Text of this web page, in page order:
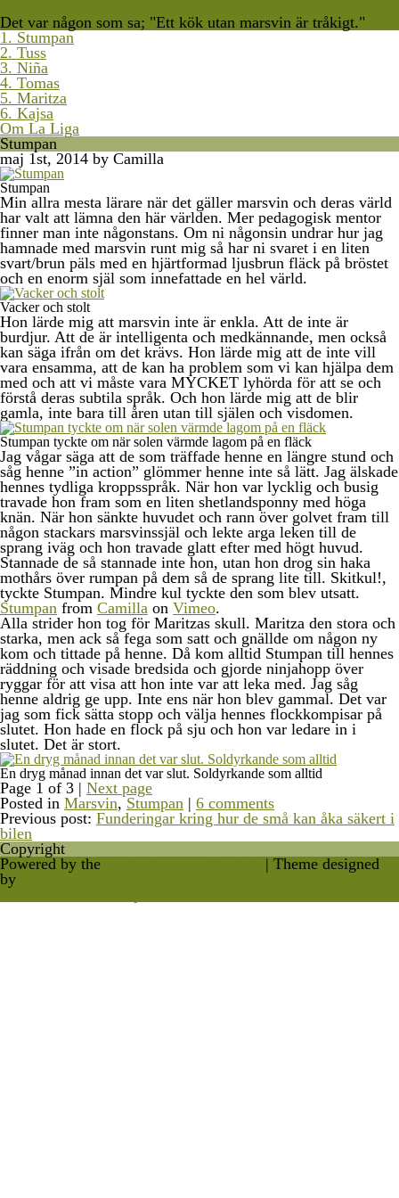
Det var någon som sa; "Ett kök utan marsvin är tråkigt."
1. Stumpan
2. Tuss
3. Niña
4. Tomas
5. Maritza
6. Kajsa
Om La Liga
Stumpan
maj 1st, 2014 by Camilla
Stumpan
Min allra mesta lärare när det gäller marsvin och deras värld
har valt att lämna den här världen. Mer pedagogisk mentor
finner man inte någonstans. Om ni någonsin undrar hur jag
hamnade med marsvin runt mig så har ni svaret i en liten
svart/brun päls med en hjärtformad ljusbrun fläck på bröstet
och en enorm själ som innefattade en hel värld.
Vacker och stolt
Hon lärde mig att marsvin inte är enkla. Att de inte är
burdjur. Att de är intelligenta och medkännande, men också
kan säga ifrån om det krävs. Hon lärde mig att de inte vill
vara ensamma, att de kan ha problem som vi kan hjälpa dem
med och att vi måste vara MYCKET lyhörda för att se och
förstå deras subtila språk. Och hon lärde mig att de blir
gamla, inte bara till åren utan till själen och visdomen.
Stumpan tyckte om när solen värmde lagom på en fläck
Jag vågar säga att de som träffade henne en längre stund och
såg henne ”in action” glömmer henne inte så lätt. Jag älskade
hennes tydliga kroppsspråk. När hon var lycklig och busig
travade hon fram som en liten shetlandsponny med höga
knän. När hon sänkte huvudet och rann över golvet fram till
någon stackars marsvinssjäl och lekte arga leken till de
sprang iväg och hon travade glatt efter med högt huvud.
Stannade de så stannade inte hon, utan hon drog sin haka
mothårs över rumpan på dem så de sprang lite till. Skitkul!,
tyckte Stumpan. Mindre kul tyckte den som blev utsatt.
Stumpan from Camilla on Vimeo.
Alla strider hon tog för Maritzas skull. Maritza den stora och
starka, men ack så fega som satt och gnällde om någon ny
kom och tittade på henne. Då kom alltid Stumpan till hennes
räddning och visade bredsida och gjorde ninjahopp över
ryggar för att visa att hon inte var att leka med. Jag såg
henne aldrig ge upp. Inte ens när hon blev gammal. Det var
jag som fick sätta stopp och välja hennes flockkompisar på
slutet. Hon hade en flock på sju och hon var ledare in i
slutet. Det är stort.
En dryg månad innan det var slut. Soldyrkande som alltid
Page 1 of 3 | Next page
Posted in Marsvin, Stumpan | 6 comments
Previous post: Funderingar kring hur de små kan åka säkert i
bilen
Copyright
Powered by the
| Theme designed
by